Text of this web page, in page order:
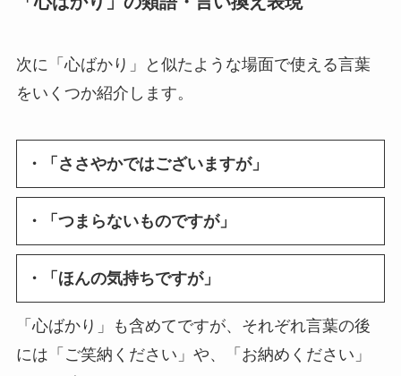
次に「心ばかり」と似たような場面で使える言葉
をいくつか紹介します。
・「ささやかではございますが」
・「つまらないものですが」
・「ほんの気持ちですが」
「心ばかり」も含めてですが、それぞれ言葉の後
には「ご笑納ください」や、「お納めください」